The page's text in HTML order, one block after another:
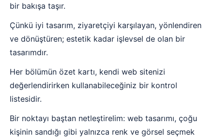
bir bakışa taşır.
Çünkü iyi tasarım, ziyaretçiyi karşılayan, yönlendiren
ve dönüştüren; estetik kadar işlevsel de olan bir
tasarımdır.
Her bölümün özet kartı, kendi web sitenizi
değerlendirirken kullanabileceğiniz bir kontrol
listesidir.
Bir noktayı baştan netleştirelim: web tasarımı, çoğu
kişinin sandığı gibi yalnızca renk ve görsel seçmek